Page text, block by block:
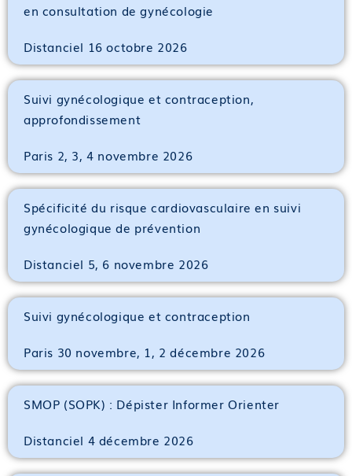
en consultation de gynécologie
Distanciel 16 octobre 2026
Suivi gynécologique et contraception,
approfondissement
Paris 2, 3, 4 novembre 2026
Spécificité du risque cardiovasculaire en suivi
gynécologique de prévention
Distanciel 5, 6 novembre 2026
Suivi gynécologique et contraception
Paris 30 novembre, 1, 2 décembre 2026
SMOP (SOPK) : Dépister Informer Orienter
Distanciel 4 décembre 2026